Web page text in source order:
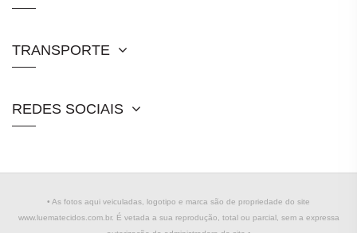
TRANSPORTE
REDES SOCIAIS
• As fotos aqui veiculadas, logotipo e marca são de propriedade do site
www.luematecidos.com.br. É vetada a sua reprodução, total ou parcial, sem a expressa